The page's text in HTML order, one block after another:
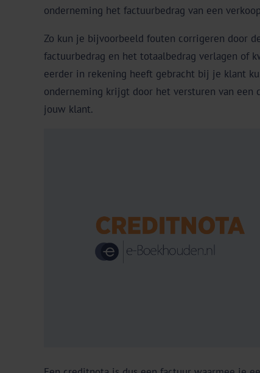
onderneming het factuurbedrag van een
Zo kun je bijvoorbeeld fouten corrigeren door
factuurbedrag en het totaalbedrag verlagen of
eerder in rekening heeft gebracht bij je klant
onderneming krijgt door het versturen van
jouw klant.